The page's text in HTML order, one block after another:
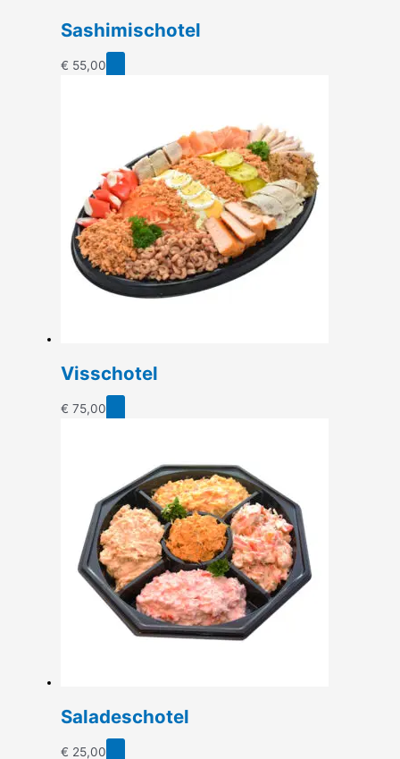
Sashimischotel
€ 55,00
Visschotel
€ 75,00
Saladeschotel
€ 25,00